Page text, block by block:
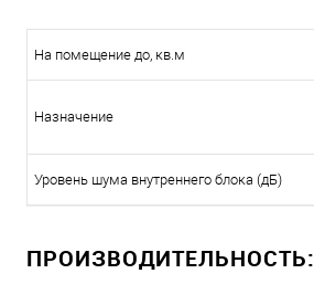
На помещение до, кв.м
Назначение
Уровень шума внутреннего блока (дБ)
ПРОИЗВОДИТЕЛЬНОСТЬ: